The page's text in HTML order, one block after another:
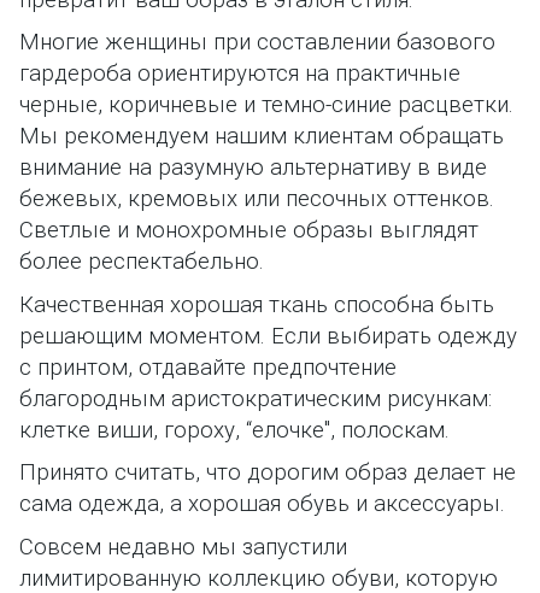
Многие женщины при составлении базового
гардероба ориентируются на практичные
черные, коричневые и темно-синие расцветки.
Мы рекомендуем нашим клиентам обращать
внимание на разумную альтернативу в виде
бежевых, кремовых или песочных оттенков.
Светлые и монохромные образы выглядят
более респектабельно.
Качественная хорошая ткань способна быть
решающим моментом. Если выбирать одежду
с принтом, отдавайте предпочтение
благородным аристократическим рисункам:
клетке виши, гороху, “елочке", полоскам.
Принято считать, что дорогим образ делает не
сама одежда, а хорошая обувь и аксессуары.
Совсем недавно мы запустили
лимитированную коллекцию обуви, которую